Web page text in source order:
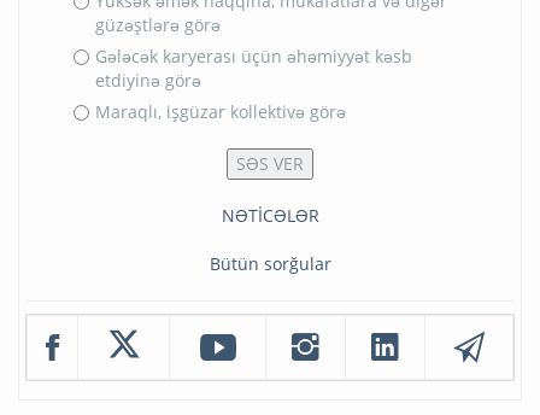
güzəştlərə görə
Gələcək karyerası üçün əhəmiyyət kəsb
etdiyinə görə
Maraqlı, işgüzar kollektivə görə
NƏTİCƏLƏR
Bütün sorğular